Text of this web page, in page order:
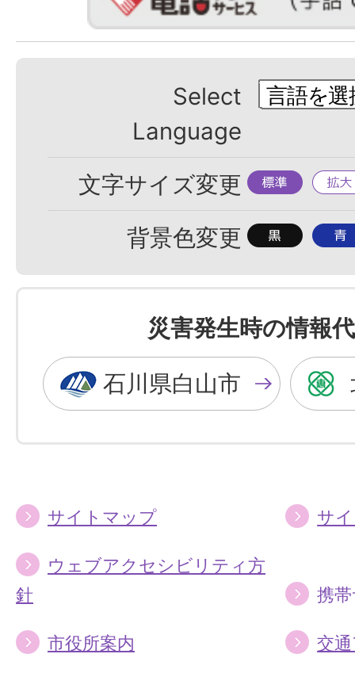
Select
Language
文字サイズ変更 標
準
拡
大
背景色変更 背
色
を
黒
色
に
背
色
を
青
色
に
災害発生時の情報
石川県白山市
サイトマップ サ
ウェブアクセシビリティ方
針
携
市役所案内 交